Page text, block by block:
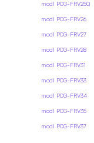
modl PCG-FRV25Q
modl PCG-FRV26
modl PCG-FRV27
modl PCG-FRV28
modl PCG-FRV31
modl PCG-FRV33
modl PCG-FRV34
modl PCG-FRV35
modl PCG-FRV37